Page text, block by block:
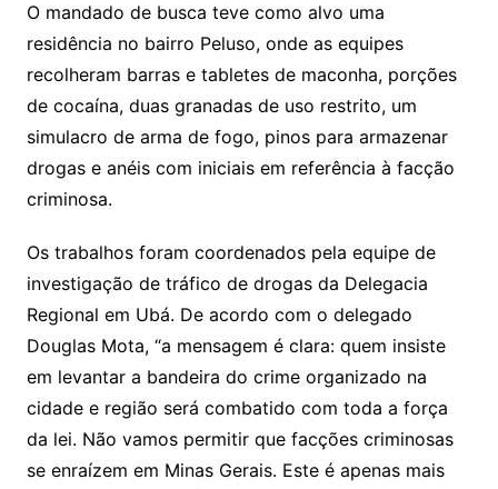
O mandado de busca teve como alvo uma
residência no bairro Peluso, onde as equipes
recolheram barras e tabletes de maconha, porções
de cocaína, duas granadas de uso restrito, um
simulacro de arma de fogo, pinos para armazenar
drogas e anéis com iniciais em referência à facção
criminosa.
Os trabalhos foram coordenados pela equipe de
investigação de tráfico de drogas da Delegacia
Regional em Ubá. De acordo com o delegado
Douglas Mota, “a mensagem é clara: quem insiste
em levantar a bandeira do crime organizado na
cidade e região será combatido com toda a força
da lei. Não vamos permitir que facções criminosas
se enraízem em Minas Gerais. Este é apenas mais